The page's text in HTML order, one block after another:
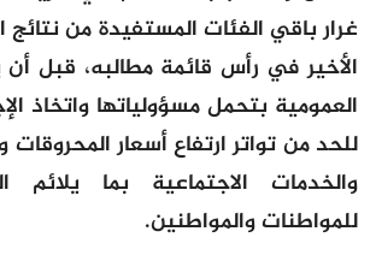
غرار باقي الفئات المستفيدة من نتائج
الأخير في رأس قائمة مطالبه، قبل
العمومية بتحمل مسؤولياتها واتخاذ
للحد من تواتر ارتفاع أسعار المحروقات
والخدمات الاجتماعية بما يلائم
للمواطنات والمواطنين.